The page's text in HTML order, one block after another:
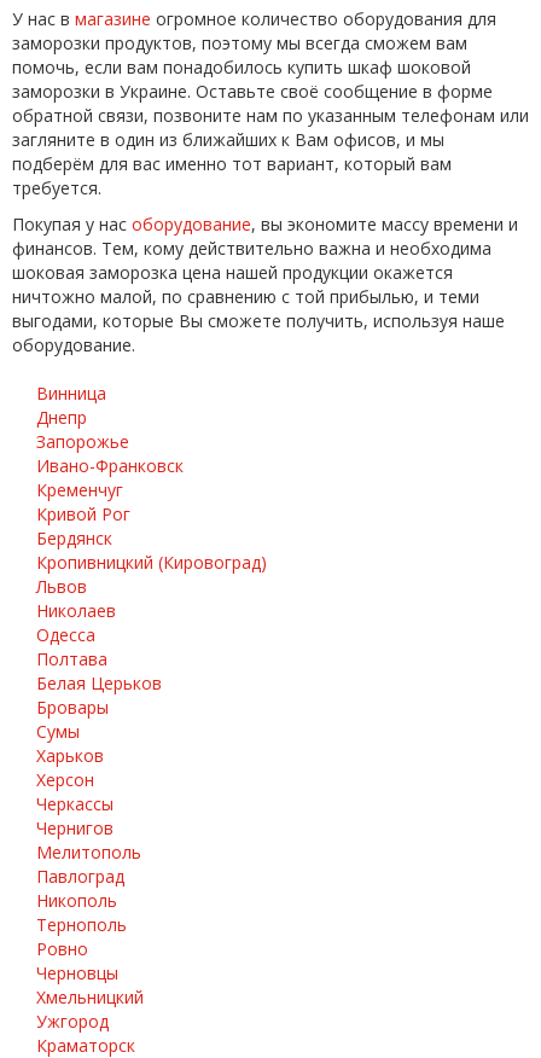
У нас в магазине огромное количество оборудования для
заморозки продуктов, поэтому мы всегда сможем вам
помочь, если вам понадобилось купить шкаф шоковой
заморозки в Украине. Оставьте своё сообщение в форме
обратной связи, позвоните нам по указанным телефонам или
загляните в один из ближайших к Вам офисов, и мы
подберём для вас именно тот вариант, который вам
требуется.
Покупая у нас оборудование, вы экономите массу времени и
финансов. Тем, кому действительно важна и необходима
шоковая заморозка цена нашей продукции окажется
ничтожно малой, по сравнению с той прибылью, и теми
выгодами, которые Вы сможете получить, используя наше
оборудование.
Винница
Днепр
Запорожье
Ивано-Франковск
Кременчуг
Кривой Рог
Бердянск
Кропивницкий (Кировоград)
Львов
Николаев
Одесса
Полтава
Белая Церьков
Бровары
Сумы
Харьков
Херсон
Черкассы
Чернигов
Мелитополь
Павлоград
Никополь
Тернополь
Ровно
Черновцы
Хмельницкий
Ужгород
Краматорск